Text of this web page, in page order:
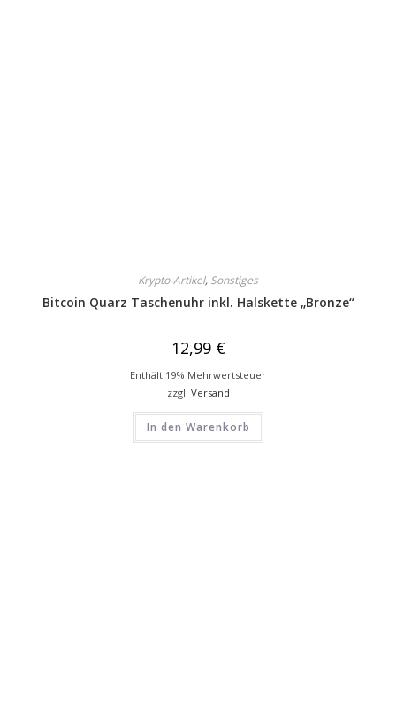
Krypto-Artikel, Sonstiges
Bitcoin Quarz Taschenuhr inkl. Halskette „Bronze“
12,99 €
Enthält 19% Mehrwertsteuer
zzgl. Versand
In den Warenkorb